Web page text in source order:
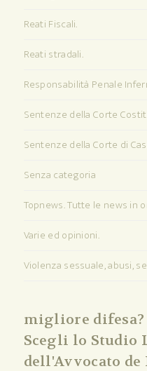
Reati Fiscali.
Reati stradali.
Responsabilità Penale
Sentenze della Corte
Sentenze della Corte di
Senza categoria
Topnews. Tutte le news in
Varie ed opinioni.
Violenza sessuale, abusi,
migliore difesa?
Scegli lo Studio
dell'Avvocato de